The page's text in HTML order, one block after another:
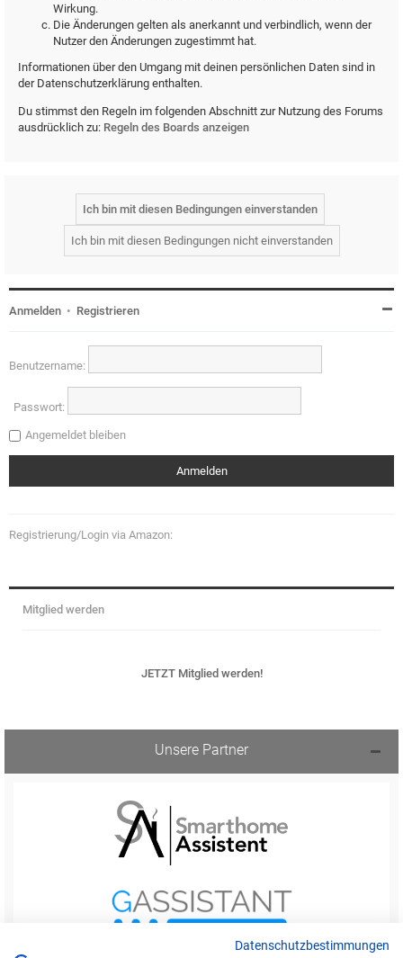
Wirkung.
Die Änderungen gelten als anerkannt und verbindlich, wenn der
Nutzer den Änderungen zugestimmt hat.
Informationen über den Umgang mit deinen persönlichen Daten sind in
der Datenschutzerklärung enthalten.
Du stimmst den Regeln im folgenden Abschnitt zur Nutzung des Forums
ausdrücklich zu: Regeln des Boards anzeigen
Anmelden • Registrieren
Benutzername:
Passwort:
Angemeldet bleiben
Registrierung/Login via Amazon:
Mitglied werden
JETZT Mitglied werden!
Unsere Partner
Datenschutzbestimmungen